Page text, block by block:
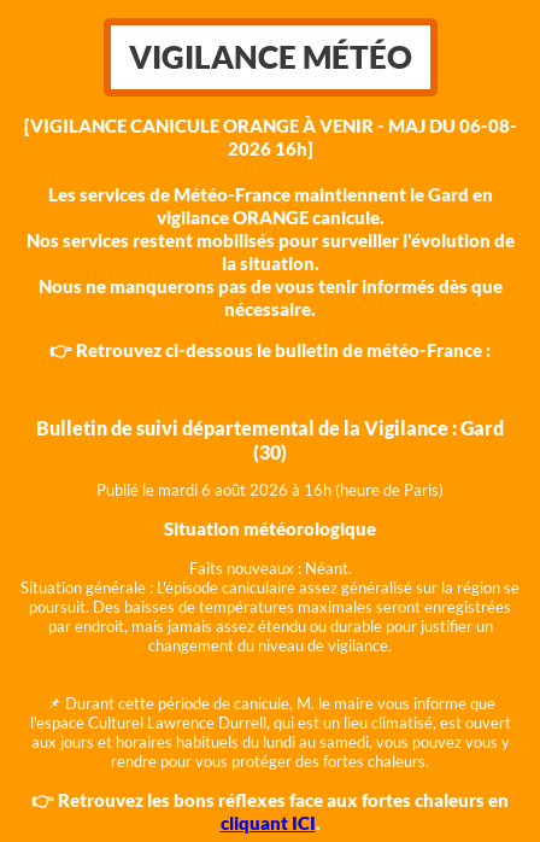
VIGILANCE MÉTÉO
[VIGILANCE CANICULE ORANGE À VENIR - MAJ DU 06-08-
2026 16h]
Les services de Météo-France maintiennent le Gard en
vigilance ORANGE canicule.
Nos services restent mobilisés pour surveiller l'évolution de
la situation.
Nous ne manquerons pas de vous tenir informés dès que
nécessaire.
👉 Retrouvez ci-dessous le bulletin de météo-France :
Bulletin de suivi départemental de la Vigilance : Gard
(30)
Publié le mardi 6 août 2026 à 16h (heure de Paris)
Situation météorologique
Faits nouveaux : Néant.
Situation générale : L'épisode caniculaire assez généralisé sur la région se
poursuit. Des baisses de températures maximales seront enregistrées
par endroit, mais jamais assez étendu ou durable pour justifier un
changement du niveau de vigilance.
📌 Durant cette période de canicule, M. le maire vous informe que
l'espace Culturel Lawrence Durrell, qui est un lieu climatisé, est ouvert
aux jours et horaires habituels du lundi au samedi, vous pouvez vous y
rendre pour vous protéger des fortes chaleurs.
👉 Retrouvez les bons réflexes face aux fortes chaleurs en
cliquant ICI.